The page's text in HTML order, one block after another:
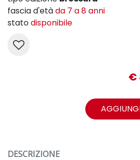
fascia d'etàda 7 a 8 anni
statodisponibile
€
DESCRIZIONE